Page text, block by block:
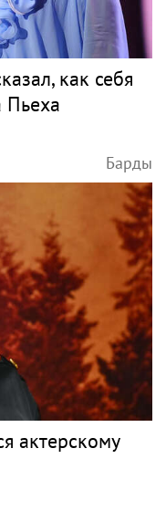
как себя
Пьеха
Барды
актерскому